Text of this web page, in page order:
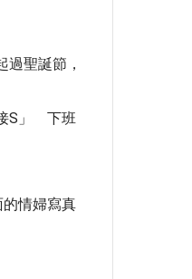
過聖誕節，
S」 下班
的情婦寫真